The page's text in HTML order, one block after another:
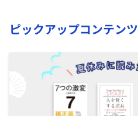
ピックアップコンテンツ